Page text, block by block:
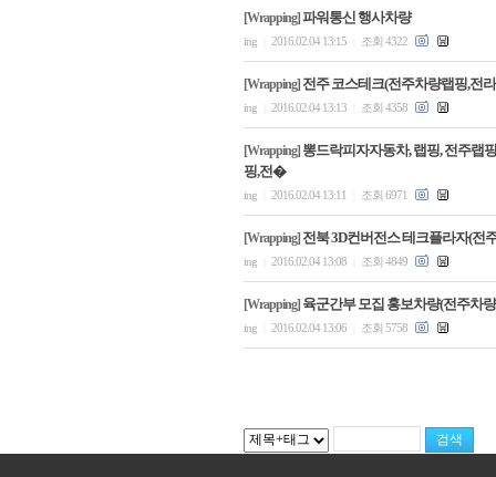
[Wrapping] 파워통신 행사차량
ing 2016.02.04 13:15 조회 4322
[Wrapping] 전주 코스테크(전주차량랩핑,전
ing 2016.02.04 13:13 조회 4358
[Wrapping] 뽕드락피자자동차, 랩핑, 전주랩
핑,전�
ing 2016.02.04 13:11 조회 6971
[Wrapping] 전북 3D컨버전스 테크플라자(전
ing 2016.02.04 13:08 조회 4849
[Wrapping] 육군간부 모집 홍보차량(전주차
ing 2016.02.04 13:06 조회 5758